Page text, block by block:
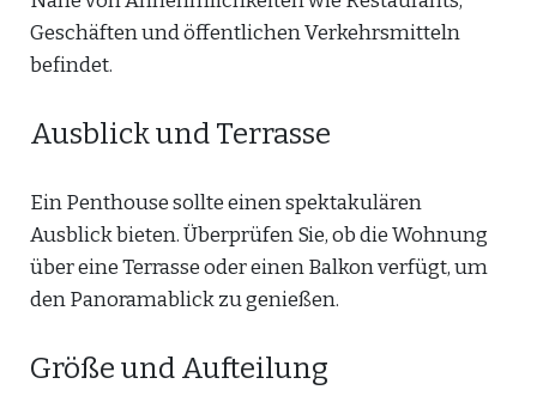
Geschäften und öffentlichen Verkehrsmitteln
befindet.
Ausblick und Terrasse
Ein Penthouse sollte einen spektakulären
Ausblick bieten. Überprüfen Sie, ob die Wohnung
über eine Terrasse oder einen Balkon verfügt, um
den Panoramablick zu genießen.
Größe und Aufteilung